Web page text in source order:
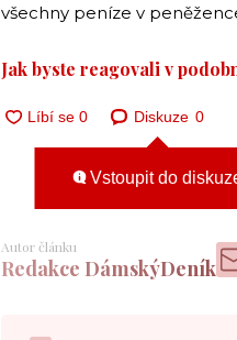
všechny peníze v
Jak byste reagovali v
Diskuze 0
Vstoupit do
Autor článku
Redakce DámskýDeník